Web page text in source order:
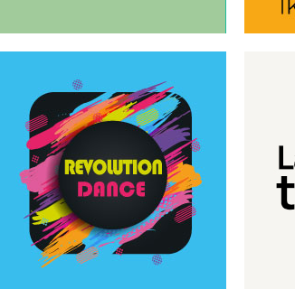
Revolution Dance
Rassegna di danza
contemporanea – I Edizione
Continua